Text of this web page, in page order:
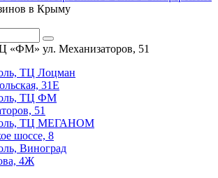
в Крыму
«ФМ» ул. Механизаторов, 51
ТЦ Лоцман
31Е
ТЦ ФМ
51
ТЦ МЕГАНОМ
шоссе, 8
Виноград
4Ж